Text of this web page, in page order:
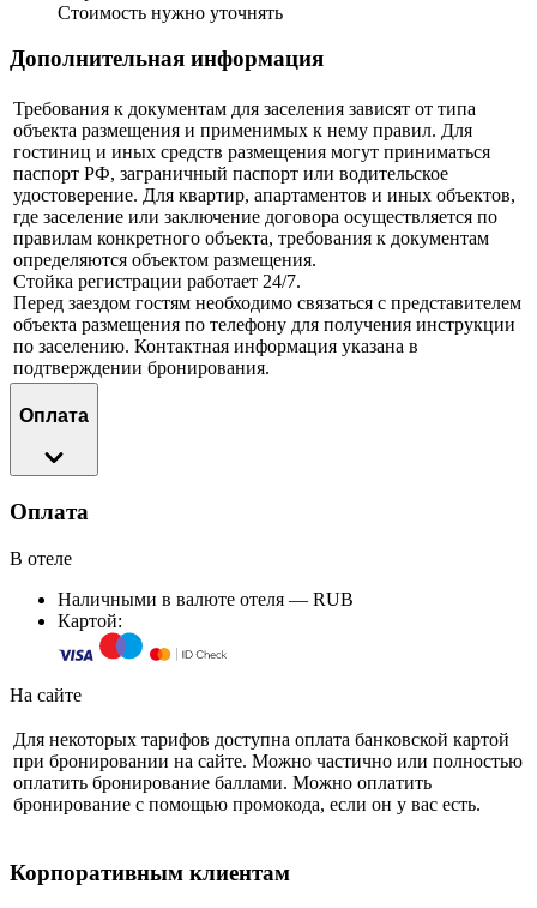
Стоимость нужно уточнять
Дополнительная информация
Требования к документам для заселения зависят от типа
объекта размещения и применимых к нему правил. Для
гостиниц и иных средств размещения могут приниматься
паспорт РФ, заграничный паспорт или водительское
удостоверение. Для квартир, апартаментов и иных объектов,
где заселение или заключение договора осуществляется по
правилам конкретного объекта, требования к документам
определяются объектом размещения.
Стойка регистрации работает 24/7.
Перед заездом гостям необходимо связаться с представителем
объекта размещения по телефону для получения инструкции
по заселению. Контактная информация указана в
подтверждении бронирования.
Оплата
Оплата
В отеле
Наличными в валюте отеля — RUB
Картой:
На сайте
Для некоторых тарифов доступна оплата банковской картой
при бронировании на сайте. Можно частично или полностью
оплатить бронирование баллами. Можно оплатить
бронирование с помощью промокода, если он у вас есть.
Корпоративным клиентам